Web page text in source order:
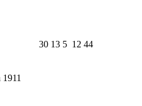
30 13 5 12 44